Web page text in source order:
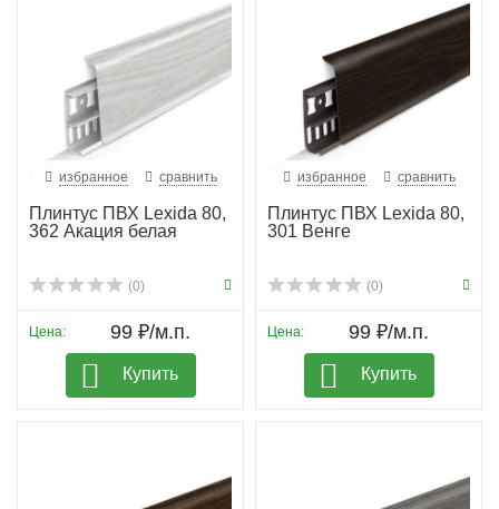
избранное сравнить
Плинтус ПВХ Lexida 80,
362 Акация белая
(0)
Цена: 99 ₽/м.п.
Купить
избранное сравнить
Плинтус ПВХ Lexida 80,
301 Венге
(0)
Цена: 99 ₽/м.п.
Купить